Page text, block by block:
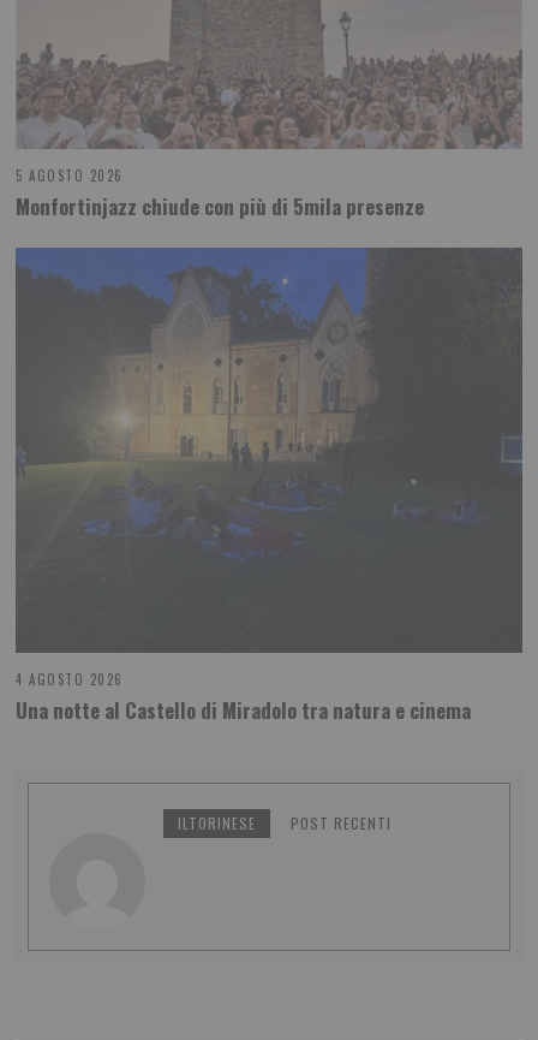
5 AGOSTO 2026
Monfortinjazz chiude con più di 5mila presenze
4 AGOSTO 2026
Una notte al Castello di Miradolo tra natura e cinema
ILTORINESE POST RECENTI